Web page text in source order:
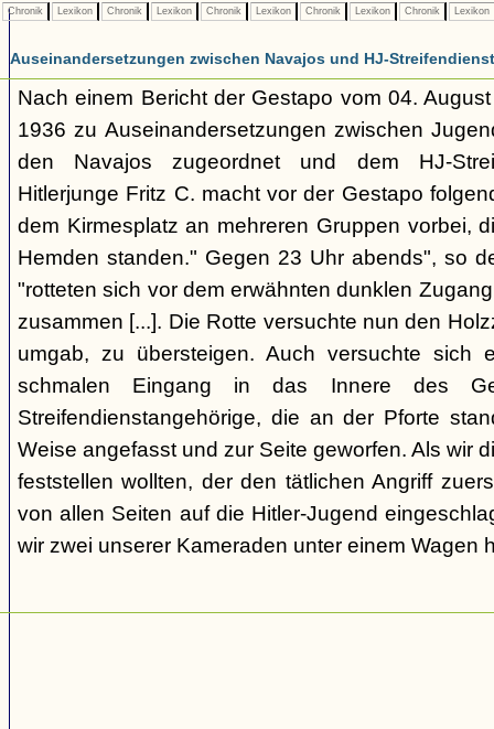
Chronik Lexikon Chronik Lexikon Chronik Lexikon Chronik Lexikon Chronik Lexikon
Auseinandersetzungen zwischen Navajos und HJ-
Nach einem Bericht der Gestapo vom 04.
1936 zu Auseinandersetzungen zwischen
den Navajos zugeordnet und dem HJ-
Hitlerjunge Fritz C. macht vor der Gestapo
dem Kirmesplatz an mehreren Gruppen vorbei,
Hemden standen." Gegen 23 Uhr abends", so
"rotteten sich vor dem erwähnten dunklen
zusammen [...]. Die Rotte versuchte nun den
umgab, zu übersteigen. Auch versuchte sich
schmalen Eingang in das Innere des
Streifendienstangehörige, die an der Pforte
Weise angefasst und zur Seite geworfen. Als wir
feststellen wollten, der den tätlichen Angriff
von allen Seiten auf die Hitler-Jugend
wir zwei unserer Kameraden unter einem Wagen